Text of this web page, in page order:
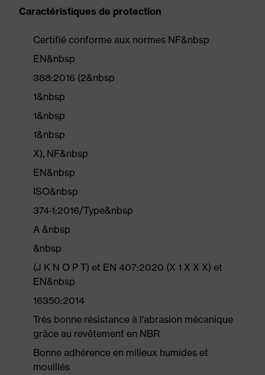
Caractéristiques de protection
Certifié conforme aux normes NF&nbsp
EN&nbsp
388:2016 (2&nbsp
1&nbsp
1&nbsp
1&nbsp
X), NF&nbsp
EN&nbsp
ISO&nbsp
374-1:2016/Type&nbsp
A &nbsp
&nbsp
(J K N O P T) et EN 407:2020 (X 1 X X X) et
EN&nbsp
16350:2014
Très bonne résistance à l'abrasion mécanique
grâce au revêtement en NBR
Bonne adhérence en milieux humides et
mouillés